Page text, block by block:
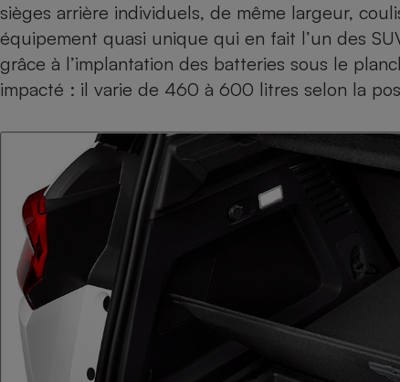
sièges arrière individuels, de même largeur,
équipement quasi unique qui en fait l’un des
grâce à l’implantation des batteries sous le
impacté : il varie de 460 à 600 litres selon la